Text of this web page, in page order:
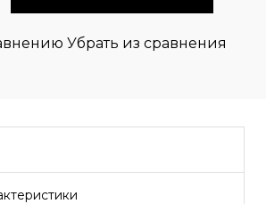
Убрать из сравнения